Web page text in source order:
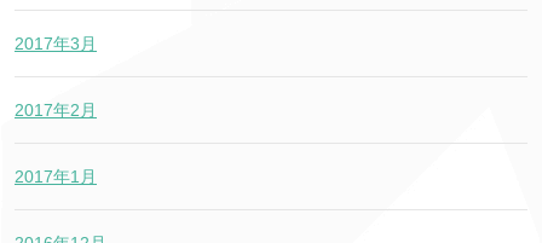
2017年3月
2017年2月
2017年1月